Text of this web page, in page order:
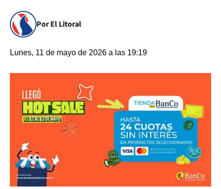
Por El Litoral
Lunes, 11 de mayo de 2026 a las 19:19